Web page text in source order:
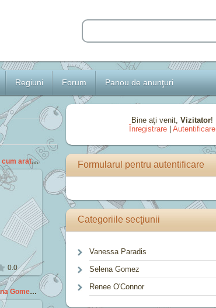
Regiuni Forum Panou de anunţuri
Era prietena Xenei! Iată cum arată Gabrielle la 20
0.0
Primele imagini cu Selena Gomez dupa presupusa mar
Bine aţi venit, Vizitator!
Înregistrare| Autentificare
Formularul pentru autentificare
Categoriile secţiunii
Vanessa Paradis
Selena Gomez
Renee O'Connor